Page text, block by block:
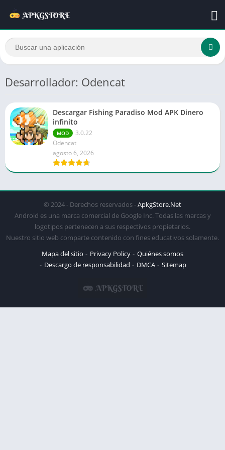
Desarrollador: Odencat
Descargar Fishing Paradiso Mod APK Dinero
infinito
MOD
3.0.22
Odencat
agosto 6, 2026
© 2024 - Derechos reservados -ApkgStore.Net
Android es una marca comercial de Google Inc. Todas las marcas y
logotipos pertenecen a sus respectivos propietarios.
Nuestro sitio web comparte contenido con fines educativos solamente.
Mapa del sitio
Privacy Policy
Quiénes somos
Descargo de responsabilidad
DMCA Sitemap